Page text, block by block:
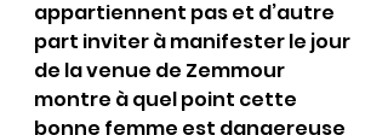
appartiennent pas et d’autre
part inviter à manifester le jour
de la venue de Zemmour
montre à quel point cette
bonne femme est dangereuse